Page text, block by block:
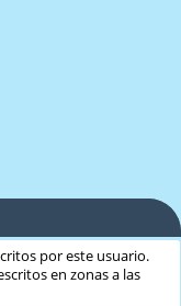
por este usuario.
en zonas a las